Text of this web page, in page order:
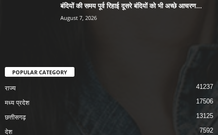
बंदियों की समय पूर्व रिहाई दूसरे बंदियों को भी अच्छे आचरण...
August 7, 2026
POPULAR CATEGORY
राज्य 41237
मध्य प्रदेश 17506
छत्तीसगढ़ 13125
देश 7592